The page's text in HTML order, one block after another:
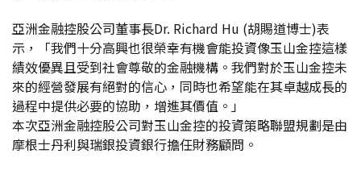
亞洲金融控股公司董事長Dr. Richard Hu (胡賜道博士)表
示，「我們十分高興也很榮幸有機會能投資像玉山金控這樣
績效優異且受到社會尊敬的金融機構。我們對於玉山金控未
來的經營發展有絕對的信心，同時也希望能在其卓越成長的
過程中提供必要的協助，增進其價值。」
本次亞洲金融控股公司對玉山金控的投資策略聯盟規劃是由
摩根士丹利與瑞銀投資銀行擔任財務顧問。